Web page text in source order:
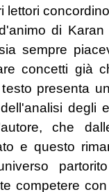
lettori
di
sempre
concetti già
presenta
degli
che
e questo
competere